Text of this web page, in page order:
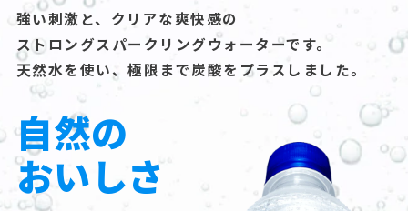
強い刺激と、クリアな爽快感の
ストロングスパークリングウォーターです。
天然水を使い、極限まで炭酸をプラスしました。
自然の
おいしさ